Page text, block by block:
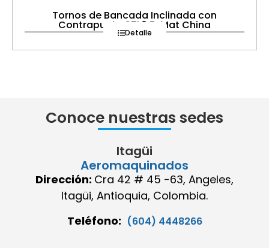
Tornos de Bancada Inclinada con
Contrapunta STL6 Z-Mat China
Detalle
Conoce nuestras sedes
Itagüi
Aeromaquinados
Dirección: Cra 42 # 45 -63, Angeles,
Itagüi, Antioquia, Colombia.
Teléfono: (604) 4448266